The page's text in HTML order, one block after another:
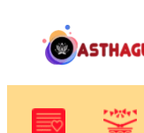
content